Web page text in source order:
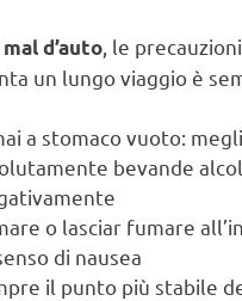
d’auto , le precauzioni
un lungo viaggio è
a stomaco vuoto:
bevande
o lasciar fumare
di nausea
il punto più stabile